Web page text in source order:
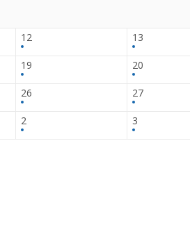
12 13
19 20
26 27
2 3